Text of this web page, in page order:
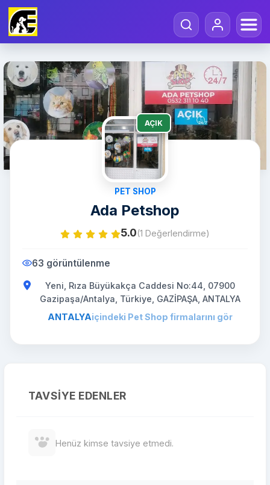
AÇIK
PET SHOP
Ada Petshop
5.0(1 Değerlendirme)
63 görüntülenme
Yeni, Rıza Büyükakça Caddesi No:44, 07900
Gazipaşa/Antalya, Türkiye, GAZİPAŞA, ANTALYA
ANTALYAiçindeki Pet Shop firmalarını gör
TAVSIYE EDENLER
Henüz kimse tavsiye etmedi.